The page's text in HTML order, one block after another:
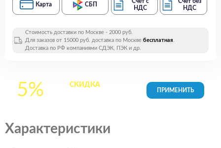
Карта СБП
НДС
НДС
Стоимость доставки по Москве - 2000 руб.
Для заказов от 15000 руб. доставка по Москве бесплатная.
Доставка по РФ компаниями СДЭК, ПЭК и др.
5% СКИДКАна все
Характеристики